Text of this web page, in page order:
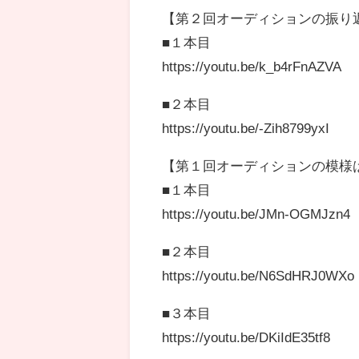
【第２回オーディションの振り
■１本目
https://youtu.be/k_b4rFnAZVA
■２本目
https://youtu.be/-Zih8799yxI
【第１回オーディションの模様
■１本目
https://youtu.be/JMn-OGMJzn4
■２本目
https://youtu.be/N6SdHRJ0WXo
■３本目
https://youtu.be/DKiIdE35tf8